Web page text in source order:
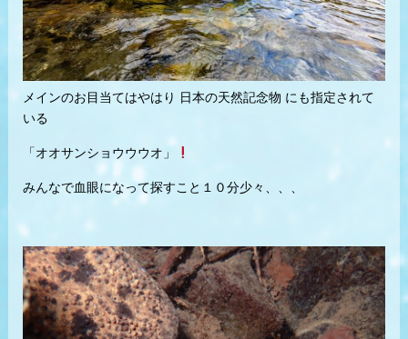
メインのお目当てはやはり 日本の天然記念物 にも指定されて
いる
「オオサンショウウウオ」
みんなで血眼になって探すこと１０分少々、、、